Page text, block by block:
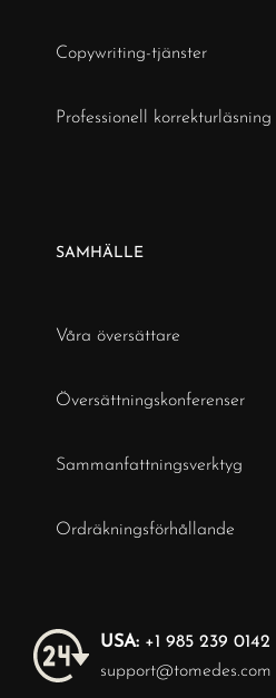
Copywriting-tjänster
Professionell korrekturläsning
SAMHÄLLE
Våra översättare
Översättningskonferenser
Sammanfattningsverktyg
Ordräkningsförhållande
USA: +1 985 239 0142
support@tomedes.com